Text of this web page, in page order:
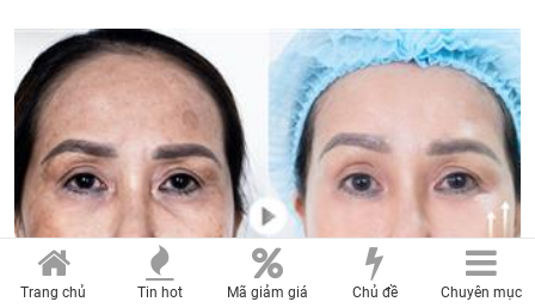
Trang chủ Tin hot Mã giảm giá Chủ đề Chuyên mục